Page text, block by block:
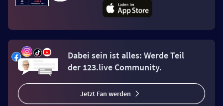
Dabei sein ist alles: Werde Teil
der 123.live Community.
Jetzt Fan werden